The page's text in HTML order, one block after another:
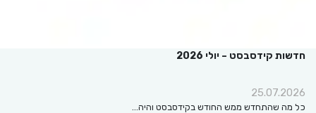
חדשות קידסבסט – יולי 2026
25.07.2026
כל מה שהתחדש ממש החודש בקידסבסט והיה…